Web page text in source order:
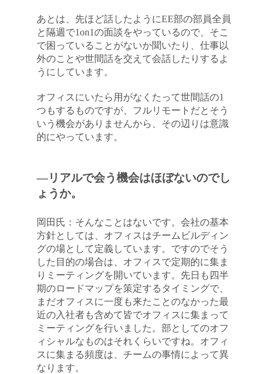
あとは、先ほど話したようにEE部の部員全員
と隔週で1on1の面談をやっているので、そこ
で困っていることがないか聞いたり、仕事以
外のことや世間話を交えて会話したりするよ
うにしています。
オフィスにいたら用がなくたって世間話の1
つもするものですが、フルリモートだとそう
いう機会がありませんから、その辺りは意識
的にやっています。
―リアルで会う機会はほぼないのでし
ょうか。
岡田氏：そんなことはないです。会社の基本
方針としては、オフィスはチームビルディン
グの場として定義しています。ですのでそう
した目的の場合は、オフィスで定期的に集ま
りミーティングを開いています。先日も四半
期のロードマップを策定するタイミングで、
まだオフィスに一度も来たことのなかった最
近の入社者も含めて皆でオフィスに集まって
ミーティングを行いました。部としてのオフ
ィシャルなものはそれくらいですね。オフィ
スに集まる頻度は、チームの事情によって異
なります。